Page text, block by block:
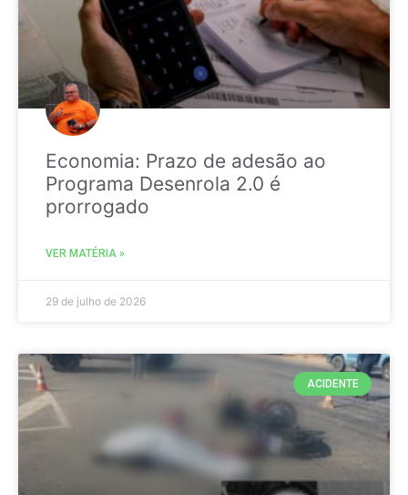
Economia: Prazo de adesão ao
Programa Desenrola 2.0 é
prorrogado
VER MATÉRIA »
29 de julho de 2026
ACIDENTE